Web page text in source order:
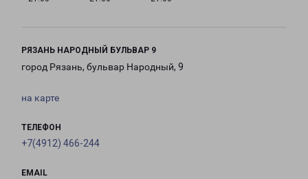
РЯЗАНЬ НАРОДНЫЙ БУЛЬВАР 9
город Рязань, бульвар Народный, 9
на карте
ТЕЛЕФОН
+7(4912) 466-244
EMAIL